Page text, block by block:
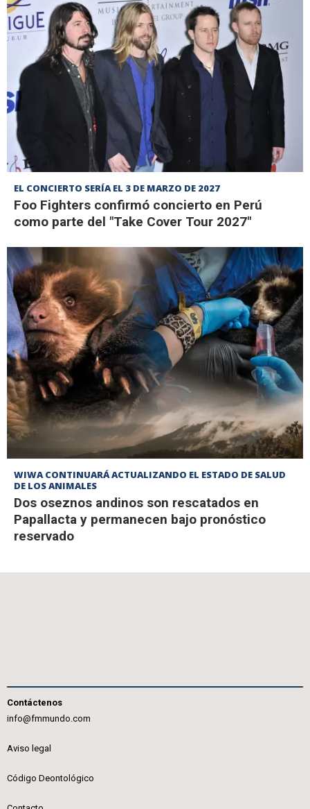
EL CONCIERTO SERÍA EL 3 DE MARZO DE 2027
Foo Fighters confirmó concierto en Perú
como parte del "Take Cover Tour 2027"
WIWA CONTINUARÁ ACTUALIZANDO EL ESTADO DE SALUD
DE LOS ANIMALES
Dos oseznos andinos son rescatados en
Papallacta y permanecen bajo pronóstico
reservado
Contáctenos
info@fmmundo.com
Aviso legal
Código Deontológico